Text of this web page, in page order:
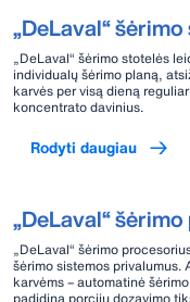
„DeLaval“
„DeLaval“ šėrimo stotelės
individualų šėrimo planą,
karvės per visą dieną
koncentrato davinius.
Rodyti daugiau
„DeLaval“
„DeLaval“ šėrimo
šėrimo sistemos
karvėms – automatinė
padidina porcijų dozavimo